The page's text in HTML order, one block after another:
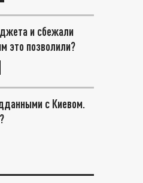
и сбежали
это позволили?
с Киевом.